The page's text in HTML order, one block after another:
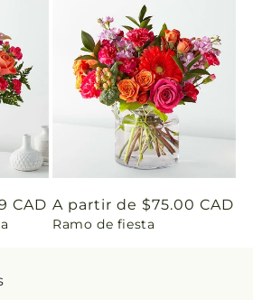
CAD Precio
habitual
A partir de $75.00 CAD
Ramo de fiesta